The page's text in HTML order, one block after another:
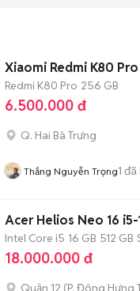
Xiaomi Redmi K80
Redmi K80 Pro 256 GB
6.500.000 đ
Q. Hai Bà Trưng
Thắng Nguyễn Trọng1 đã
Acer Helios Neo 16 i5-
Intel Core i5 16 GB 512 GB
18.000.000 đ
Quận 12 (P. Đông Hưng